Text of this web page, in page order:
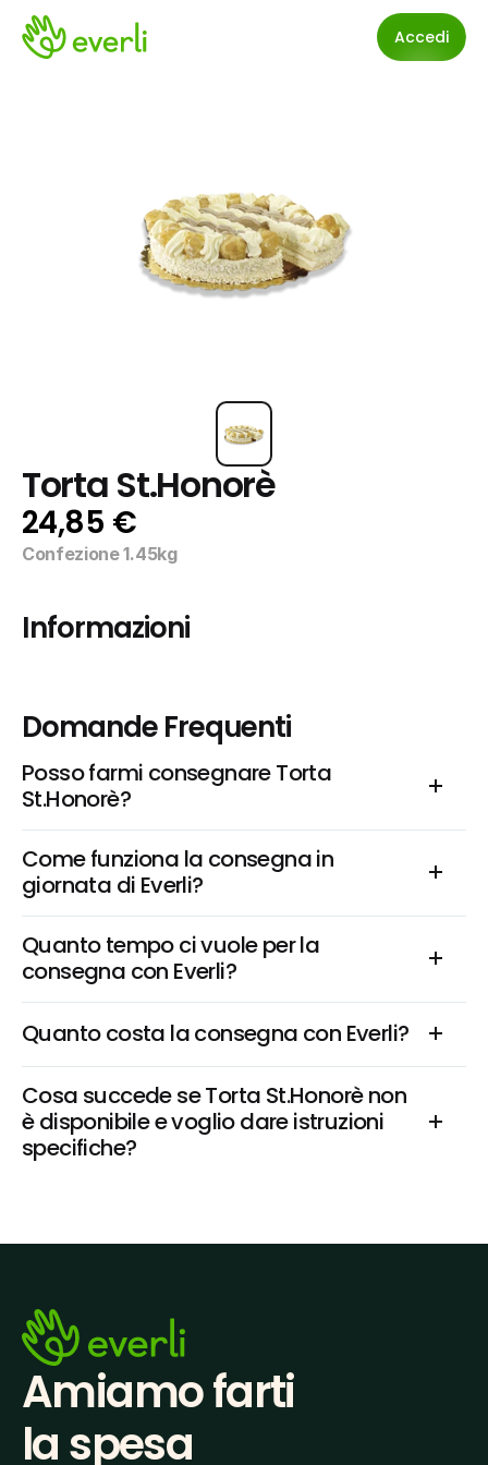
Accedi
Torta St.Honorè
24,85 €
Confezione 1.45kg
Informazioni
Domande Frequenti
Posso farmi consegnare Torta
St.Honorè?
Come funziona la consegna in
giornata di Everli?
Quanto tempo ci vuole per la
consegna con Everli?
Quanto costa la consegna con Everli?
Cosa succede se Torta St.Honorè non
è disponibile e voglio dare istruzioni
specifiche?
Amiamo farti
la spesa